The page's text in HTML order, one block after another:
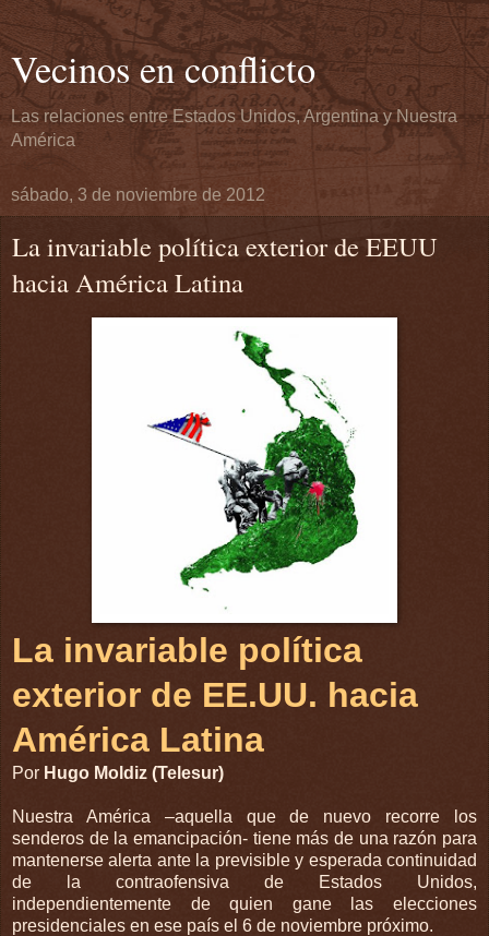
Vecinos en conflicto
Las relaciones entre Estados Unidos, Argentina y Nuestra
América
sábado, 3 de noviembre de 2012
La invariable política exterior de EEUU
hacia América Latina
La invariable política
exterior de EE.UU. hacia
América Latina
Por Hugo Moldiz (Telesur)
Nuestra América –aquella que de nuevo recorre los
senderos de la emancipación- tiene más de una razón para
mantenerse alerta ante la previsible y esperada continuidad
de la contraofensiva de Estados Unidos,
independientemente de quien gane las elecciones
presidenciales en ese país el 6 de noviembre próximo.